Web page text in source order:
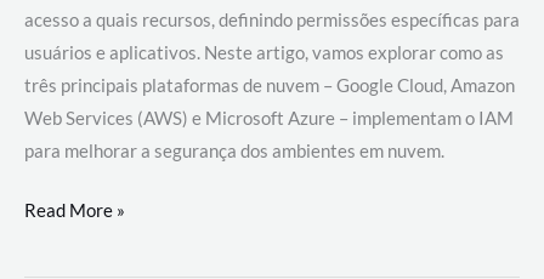
acesso a quais recursos, definindo permissões específicas para
usuários e aplicativos. Neste artigo, vamos explorar como as
três principais plataformas de nuvem – Google Cloud, Amazon
Web Services (AWS) e Microsoft Azure – implementam o IAM
para melhorar a segurança dos ambientes em nuvem.
Gerenciamento
Read More »